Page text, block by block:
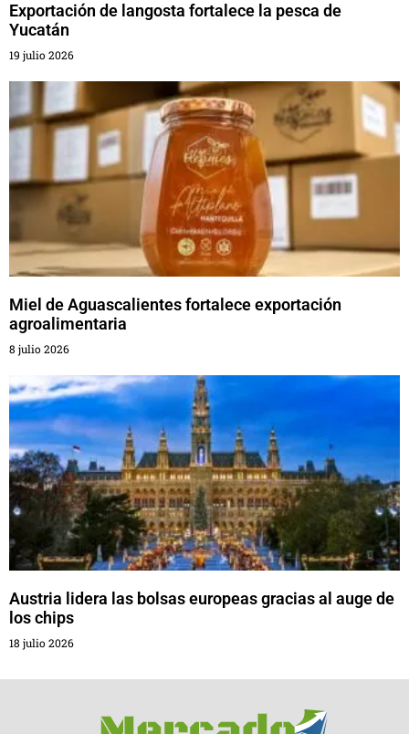
Exportación de langosta fortalece la pesca de
Yucatán
19 julio 2026
Miel de Aguascalientes fortalece exportación
agroalimentaria
8 julio 2026
Austria lidera las bolsas europeas gracias al auge de
los chips
18 julio 2026